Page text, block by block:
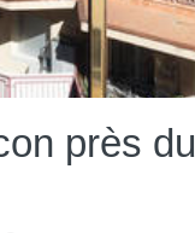
près du